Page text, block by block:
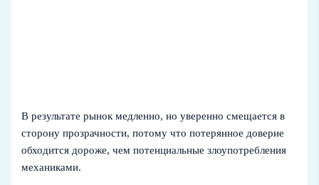
В результате рынок медленно, но уверенно смещается в
сторону прозрачности, потому что потерянное доверие
обходится дороже, чем потенциальные злоупотребления
механиками.